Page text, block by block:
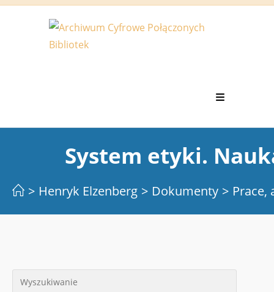
Koniec
System etyki.
> Henryk Elzenberg > Dokumenty > Prace,